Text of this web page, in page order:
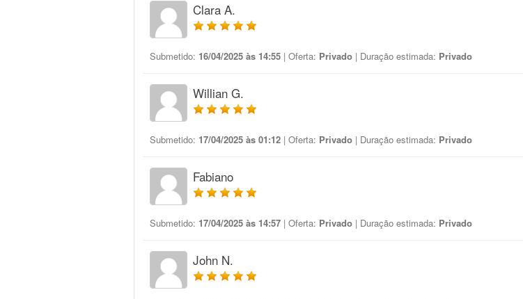
Clara A.
Submetido: 16/04/2025 às 14:55 | Oferta: Privado | Duração estimada: Privado
Willian G.
Submetido: 17/04/2025 às 01:12 | Oferta: Privado | Duração estimada: Privado
Fabiano
Submetido: 17/04/2025 às 14:57 | Oferta: Privado | Duração estimada: Privado
John N.